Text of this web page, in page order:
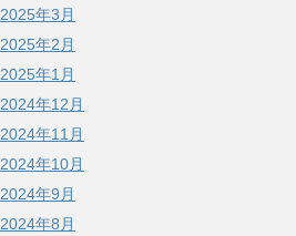
2025年3月
2025年2月
2025年1月
2024年12月
2024年11月
2024年10月
2024年9月
2024年8月